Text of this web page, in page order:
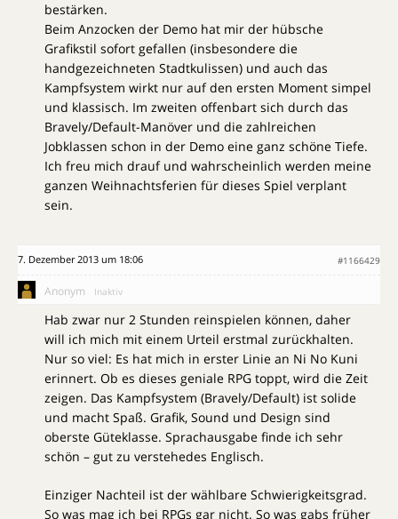
bestärken.
Beim Anzocken der Demo hat mir der hübsche
Grafikstil sofort gefallen (insbesondere die
handgezeichneten Stadtkulissen) und auch das
Kampfsystem wirkt nur auf den ersten Moment simpel
und klassisch. Im zweiten offenbart sich durch das
Bravely/Default-Manöver und die zahlreichen
Jobklassen schon in der Demo eine ganz schöne Tiefe.
Ich freu mich drauf und wahrscheinlich werden meine
ganzen Weihnachtsferien für dieses Spiel verplant
sein.
7. Dezember 2013 um 18:06 #1166429
Anonym Inaktiv
Hab zwar nur 2 Stunden reinspielen können, daher
will ich mich mit einem Urteil erstmal zurückhalten.
Nur so viel: Es hat mich in erster Linie an Ni No Kuni
erinnert. Ob es dieses geniale RPG toppt, wird die Zeit
zeigen. Das Kampfsystem (Bravely/Default) ist solide
und macht Spaß. Grafik, Sound und Design sind
oberste Güteklasse. Sprachausgabe finde ich sehr
schön – gut zu verstehedes Englisch.
Einziger Nachteil ist der wählbare Schwierigkeitsgrad.
So was mag ich bei RPGs gar nicht. So was gabs früher